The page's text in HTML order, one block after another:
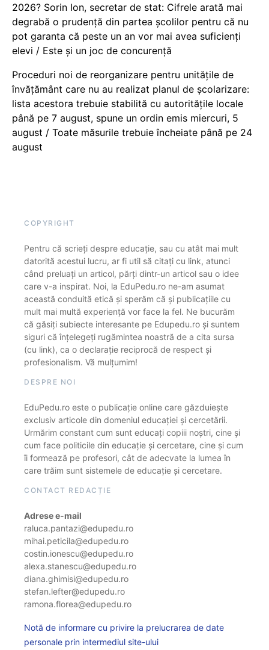
2026? Sorin Ion, secretar de stat: Cifrele arată mai
degrabă o prudență din partea școlilor pentru că nu
pot garanta că peste un an vor mai avea suficienți
elevi / Este și un joc de concurență
Proceduri noi de reorganizare pentru unitățile de
învățământ care nu au realizat planul de școlarizare:
lista acestora trebuie stabilită cu autoritățile locale
până pe 7 august, spune un ordin emis miercuri, 5
august / Toate măsurile trebuie încheiate până pe 24
august
COPYRIGHT
Pentru că scrieți despre educație, sau cu atât mai mult
datorită acestui lucru, ar fi util să citați cu link, atunci
când preluați un articol, părți dintr-un articol sau o idee
care v-a inspirat. Noi, la EduPedu.ro ne-am asumat
această conduită etică și sperăm că și publicațiile cu
mult mai multă experiență vor face la fel. Ne bucurăm
că găsiți subiecte interesante pe Edupedu.ro și suntem
siguri că înțelegeți rugămintea noastră de a cita sursa
(cu link), ca o declarație reciprocă de respect și
profesionalism. Vă mulțumim!
DESPRE NOI
EduPedu.ro este o publicație online care găzduiește
exclusiv articole din domeniul educației și cercetării.
Urmărim constant cum sunt educați copiii noștri, cine și
cum face politicile din educație și cercetare, cine și cum
îi formează pe profesori, cât de adecvate la lumea în
care trăim sunt sistemele de educație și cercetare.
CONTACT REDACȚIE
Adrese e-mail
raluca.pantazi@edupedu.ro
mihai.peticila@edupedu.ro
costin.ionescu@edupedu.ro
alexa.stanescu@edupedu.ro
diana.ghimisi@edupedu.ro
stefan.lefter@edupedu.ro
ramona.florea@edupedu.ro
Notă de informare cu privire la prelucrarea de date
personale prin intermediul site-ului